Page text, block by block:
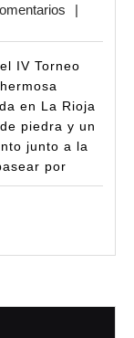
|
IV Torneo
en La Rioja
piedra y un
junto a la
por